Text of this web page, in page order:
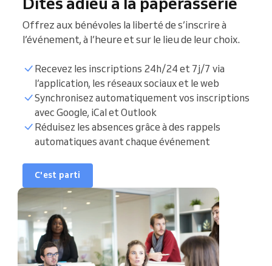
Répertoire des
bénévoles
Créneaux de réservation
calendrier
Offrez aux bénévoles la liberté de s’inscrire à
l’événement, à l’heure et sur le lieu de leur choix.
Recevez les inscriptions 24h/24 et 7j/7 via
l’application, les réseaux sociaux et le web
Synchronisez automatiquement vos inscriptions
avec Google, iCal et Outlook
Réduisez les absences grâce à des rappels
automatiques avant chaque événement
C'est parti